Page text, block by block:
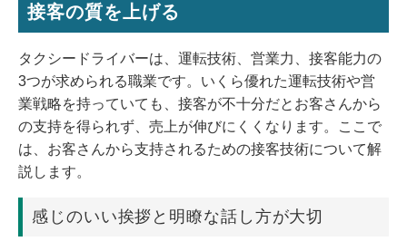
接客の質を上げる
タクシードライバーは、運転技術、営業力、接客能力の
3つが求められる職業です。いくら優れた運転技術や営
業戦略を持っていても、接客が不十分だとお客さんから
の支持を得られず、売上が伸びにくくなります。ここで
は、お客さんから支持されるための接客技術について解
説します。
感じのいい挨拶と明瞭な話し方が大切